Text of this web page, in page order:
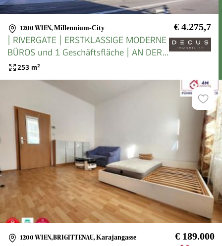
1200 WIEN, Millennium-City € 4.275,7
| RIVERGATE | ERSTKLASSIGE MODERNE
BÜROS und 1 Geschäftsfläche | AN DER
U-BAHN
253 m²
1200 WIEN,BRIGITTENAU, Karajangasse € 189.000